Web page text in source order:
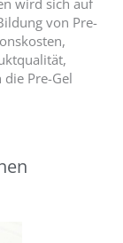
wird sich auf
von Pre-
Pre-Gel